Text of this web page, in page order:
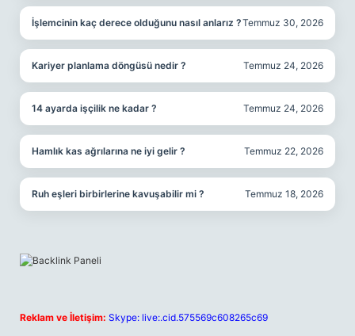
İşlemcinin kaç derece olduğunu nasıl anlarız ?Temmuz 30, 2026
Kariyer planlama döngüsü nedir ? Temmuz 24, 2026
14 ayarda işçilik ne kadar ? Temmuz 24, 2026
Hamlık kas ağrılarına ne iyi gelir ? Temmuz 22, 2026
Ruh eşleri birbirlerine kavuşabilir mi ? Temmuz 18, 2026
Reklam ve İletişim: Skype: live:.cid.575569c608265c69